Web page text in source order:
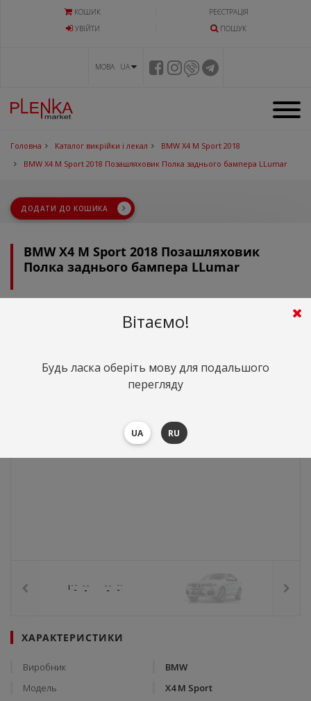
КОШИК
РЕЄСТРАЦІЯ
УВIЙТИ
ПОШУК
МОВА UA
Головна Каталог викрійки і лекал
BMW X4 M Sport 2018
BMW X4 M Sport 2018 Позашляховик Полка заднього бампера LLumar
ДОДАТИ ДО КОШИКА
BMW X4 M Sport 2018 Позашляховик
Полка заднього бампера LLumar
грн.
ХАРАКТЕРИСТИКИ
Виробник
BMW
Модель
X4 M Sport
Вітаємо!
Будь ласка оберіть мову для подальшого
перегляду
UA RU